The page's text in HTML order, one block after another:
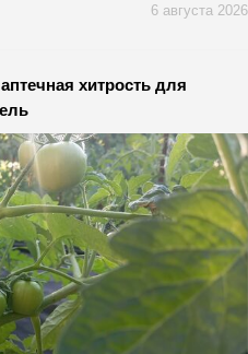
6 августа 2026
хитрость для